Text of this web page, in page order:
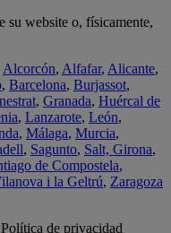
su website o, físicamente,
Alcorcón, Alfafar, Alicante,
, Barcelona, Burjassot,
, Granada, Huércal de
, Lanzarote, León,
, Málaga, Murcia,
, Sagunto, Salt, Girona,
de Compostela,
i la Geltrú, Zaragoza
Política de privacidad